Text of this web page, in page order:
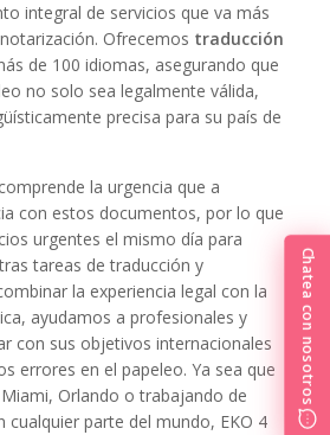
integral de servicios que va más
Ofrecemos traducción
de 100 idiomas, asegurando que
no solo sea legalmente válida,
precisa para su país de
la urgencia que a
con estos documentos, por lo que
urgentes el mismo día para
tareas de traducción y
la experiencia legal con la
ayudamos a profesionales y
con sus objetivos internacionales
errores en el papeleo. Ya sea que
Orlando o trabajando de
parte del mundo, EKO 4
Chatea con nosotros